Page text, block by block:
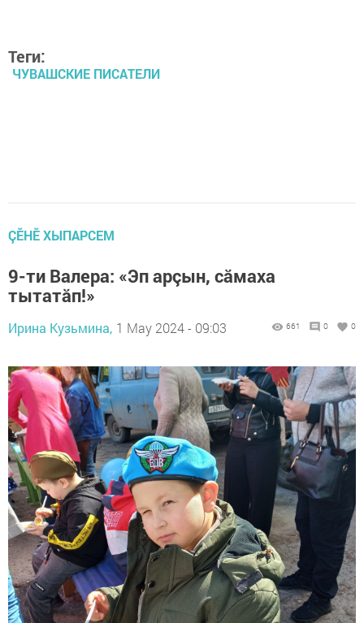
Теги:
ЧУВАШСКИЕ ПИСАТЕЛИ
ÇӖНӖ ХЫПАРСЕМ
9-ти Валера: «Эп арçын, сăмаха
тытатăп!»
Ирина Кузьмина, 1 May 2024 - 09:03 661 0 0